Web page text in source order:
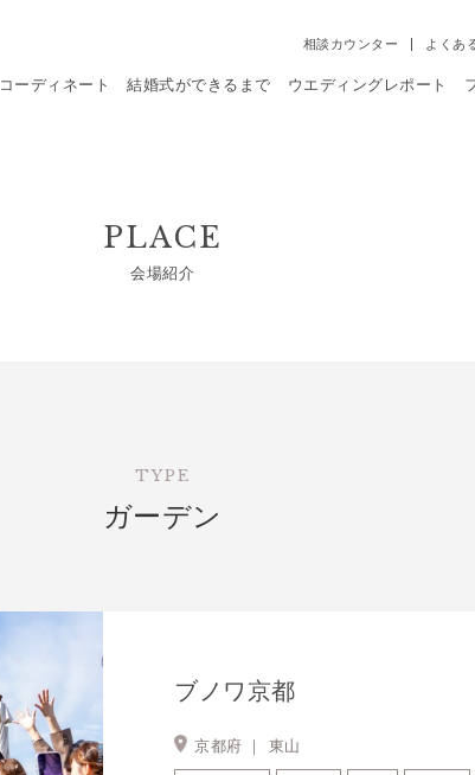
相談カウンター よくあ
コーディネート 結婚式ができるまで ウエディングレポート
PLACE
会場紹介
TYPE
ガーデン
ブノワ京都
京都府 ｜ 東山